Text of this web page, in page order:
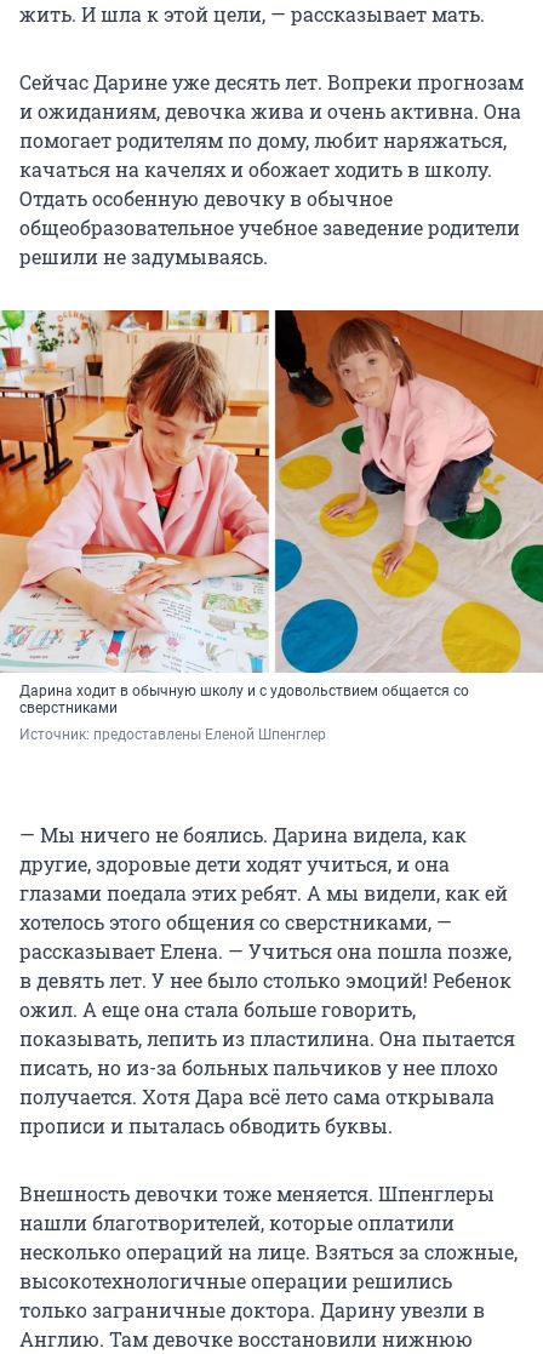
жить. И шла к этой цели, — рассказывает мать.
Сейчас Дарине уже десять лет. Вопреки прогнозам
и ожиданиям, девочка жива и очень активна. Она
помогает родителям по дому, любит наряжаться,
качаться на качелях и обожает ходить в школу.
Отдать особенную девочку в обычное
общеобразовательное учебное заведение родители
решили не задумываясь.
Дарина ходит в обычную школу и с удовольствием общается со
сверстниками
Источник: предоставлены Еленой Шпенглер
— Мы ничего не боялись. Дарина видела, как
другие, здоровые дети ходят учиться, и она
глазами поедала этих ребят. А мы видели, как ей
хотелось этого общения со сверстниками, —
рассказывает Елена. — Учиться она пошла позже,
в девять лет. У нее было столько эмоций! Ребенок
ожил. А еще она стала больше говорить,
показывать, лепить из пластилина. Она пытается
писать, но из-за больных пальчиков у нее плохо
получается. Хотя Дара всё лето сама открывала
прописи и пыталась обводить буквы.
Внешность девочки тоже меняется. Шпенглеры
нашли благотворителей, которые оплатили
несколько операций на лице. Взяться за сложные,
высокотехнологичные операции решились
только заграничные доктора. Дарину увезли в
Англию. Там девочке восстановили нижнюю